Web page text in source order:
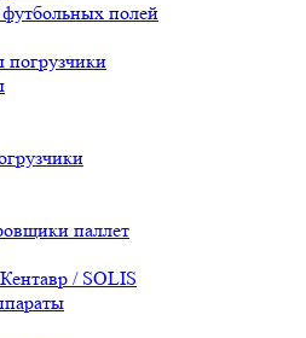
полей
погрузчики
паллет
/ SOLIS